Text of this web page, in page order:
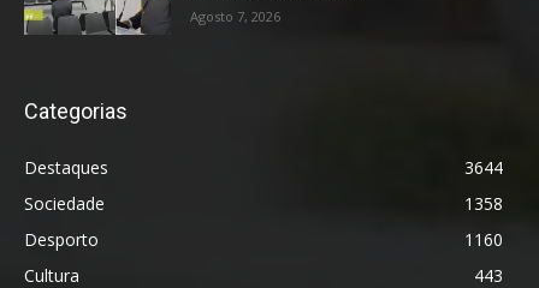
Agosto 7, 2026
Categorias
Destaques
3644
Sociedade
1358
Desporto
1160
Cultura
443